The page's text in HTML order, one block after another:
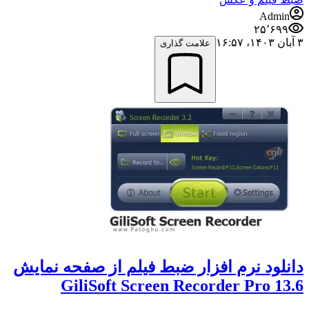
Admin
۲۵٬۶۹۹
۳ آبان ۱۴۰۳،‏ ۱۶:۵۷
علامت گذاری
دانلود نرم افزار ضبط فیلم از صفحه نمایش
GiliSoft Screen Recorder Pro 13.6